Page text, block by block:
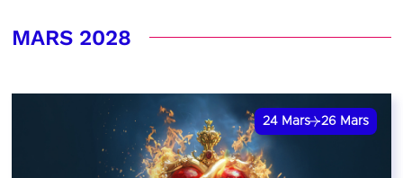
MARS 2028
24 Mars 26 Mars